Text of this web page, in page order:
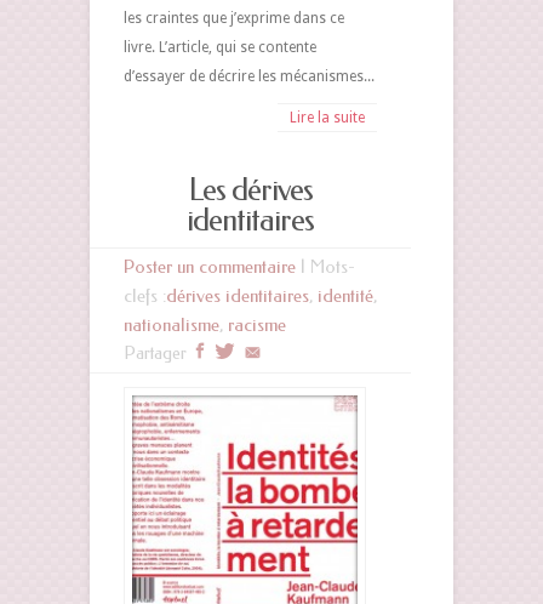
les craintes que j’exprime dans ce
livre. L’article, qui se contente
d’essayer de décrire les mécanismes...
Lire la suite
Les dérives
identitaires
Poster un commentaire | Mots-
clefs :dérives identitaires, identité,
nationalisme, racisme
Partager